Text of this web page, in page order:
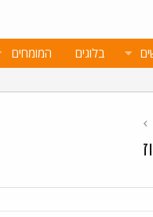
בלוגים המומחים